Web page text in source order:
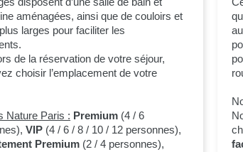
aménagées, ainsi que de couloirs et
larges pour faciliter les
de la réservation de votre séjour,
choisir l’emplacement de votre
Nature Paris : Premium (4 / 6
VIP (4 / 6 / 8 / 10 / 12 personnes),
Premium (2 / 4 personnes),